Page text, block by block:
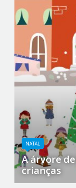
NATAL
A árvore
crianças